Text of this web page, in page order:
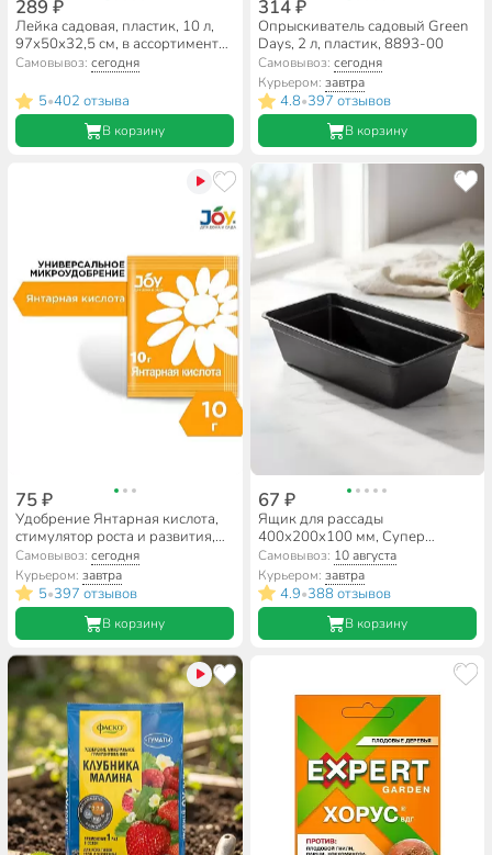
289 ₽
Лейка садовая, пластик, 10 л,
97х50х32,5 см, в ассортименте,
Альтернатива, Премьера,
Самовывоз:сегодня
5•402 отзыва
В корзину
314 ₽
Опрыскиватель садовый Green
Days, 2 л, пластик, 8893-00
Самовывоз: сегодня
Курьером: завтра
4.8•397 отзывов
В корзину
75 ₽
Удобрение Янтарная кислота,
стимулятор роста и развития,
минеральное, гранулы, 10 г, Joy
Самовывоз:сегодня
Курьером:завтра
5•397 отзывов
В корзину
67 ₽
Ящик для рассады
400х200х100 мм, Супер
Урожай
Самовывоз: 10 августа
Курьером: завтра
4.9•388 отзывов
В корзину